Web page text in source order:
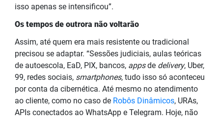
isso apenas se intensificou”.
Os tempos de outrora não voltarão
Assim, até quem era mais resistente ou tradicional
precisou se adaptar. “Sessões judiciais, aulas teóricas
de autoescola, EaD, PIX, bancos, appsde delivery, Uber,
99, redes sociais, smartphones, tudo isso só aconteceu
por conta da cibernética. Até mesmo no atendimento
ao cliente, como no caso de Robôs Dinâmicos, URAs,
APIs conectados ao WhatsApp e Telegram. Hoje, não